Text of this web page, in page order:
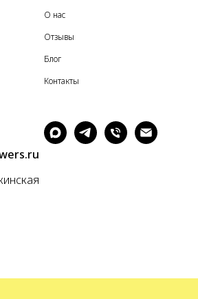
О нас
Отзывы
Блог
Контакты